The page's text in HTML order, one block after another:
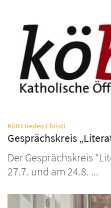
KöB Frieden Christi
Gesprächskreis
Der Gesprächskreis
27.7. und am 24.8. ...